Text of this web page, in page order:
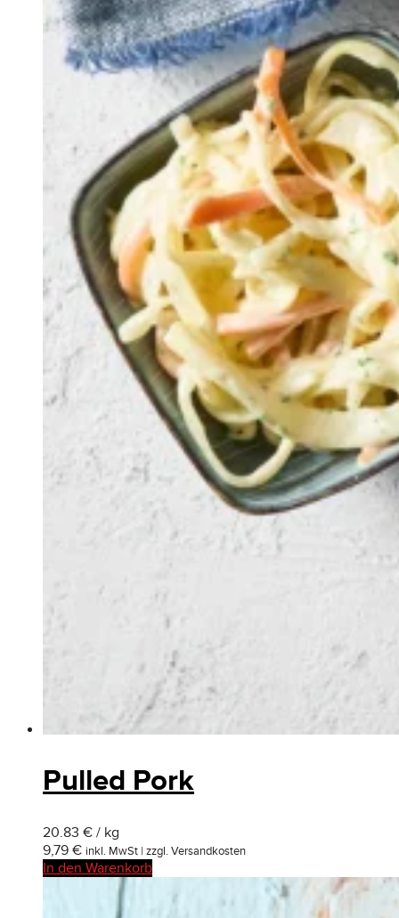
Pulled Pork
20.83 € / kg
9,79 € inkl. MwSt | zzgl. Versandkosten
In den Warenkorb